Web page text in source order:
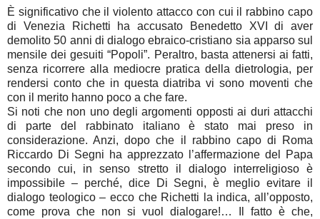
È significativo che il violento attacco con cui il rabbino capo
di Venezia Richetti ha accusato Benedetto XVI di aver
demolito 50 anni di dialogo ebraico-cristiano sia apparso sul
mensile dei gesuiti “Popoli”. Peraltro, basta attenersi ai fatti,
senza ricorrere alla mediocre pratica della dietrologia, per
rendersi conto che in questa diatriba vi sono moventi che
con il merito hanno poco a che fare.
Si noti che non uno degli argomenti opposti ai duri attacchi
di parte del rabbinato italiano è stato mai preso in
considerazione. Anzi, dopo che il rabbino capo di Roma
Riccardo Di Segni ha apprezzato l’affermazione del Papa
secondo cui, in senso stretto il dialogo interreligioso è
impossibile – perché, dice Di Segni, è meglio evitare il
dialogo teologico – ecco che Richetti la indica, all’opposto,
come prova che non si vuol dialogare!… Il fatto è che,